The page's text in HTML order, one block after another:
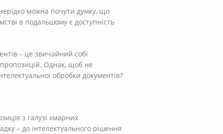
можна почути думку, що
в подальшому є доступність
– це звичайний собі
Однак, щоб не
обробки документів?
з галузі хмарних
– до інтелектуального рішення